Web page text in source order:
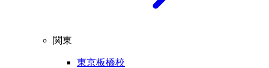
関東
東京板橋校